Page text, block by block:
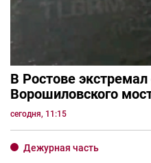
В Ростове
Ворошиловского
сегодня, 11:15
Дежурная часть